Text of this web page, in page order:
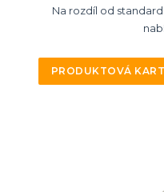
Na rozdíl od
PRODUKTOVÁ